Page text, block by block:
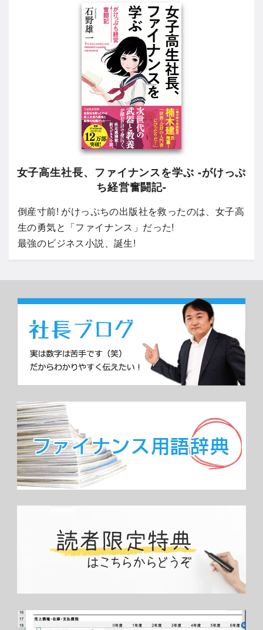
女子高生社長、ファイナンスを学ぶ -がけっぷ
ち経営奮闘記-
倒産寸前! がけっぷちの出版社を救ったのは、女子高
生の勇気と「ファイナンス」だった!
最強のビジネス小説、誕生!